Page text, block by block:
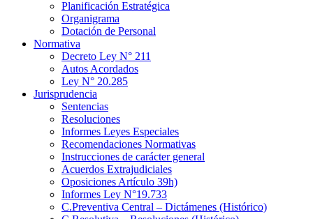
Planificación Estratégica
Organigrama
Dotación de Personal
Normativa
Decreto Ley N° 211
Autos Acordados
Ley N° 20.285
Jurisprudencia
Sentencias
Resoluciones
Informes Leyes Especiales
Recomendaciones Normativas
Instrucciones de carácter general
Acuerdos Extrajudiciales
Oposiciones Artículo 39h)
Informes Ley N°19.733
C.Preventiva Central – Dictámenes (Histórico)